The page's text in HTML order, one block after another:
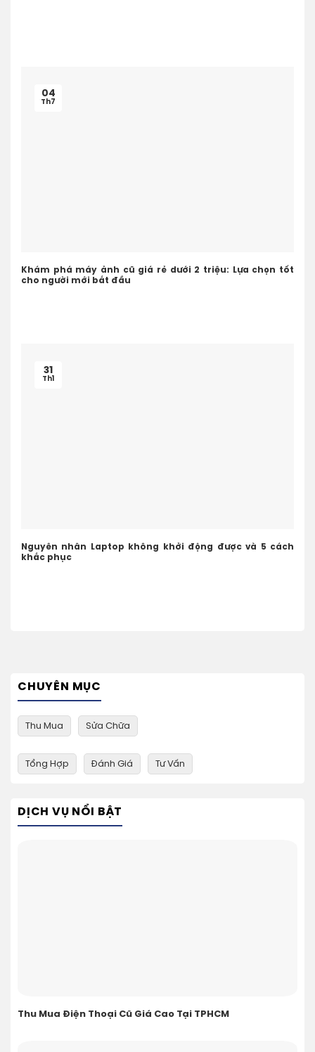
Khám phá máy ảnh cũ giá rẻ dưới 2 triệu: Lựa chọn tốt
cho người mới bắt đầu
04
Th7
Nguyên nhân Laptop không khởi động được và 5 cách
khắc phục
31
Th1
CHUYÊN MỤC
Thu Mua Sửa Chữa
Tổng Hợp Đánh Giá Tư Vấn
DỊCH VỤ NỔI BẬT
Thu Mua Điện Thoại Cũ Giá Cao Tại TPHCM